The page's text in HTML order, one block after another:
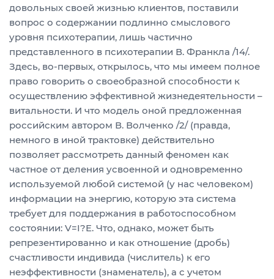
довольных своей жизнью клиентов, поставили
вопрос о содержании подлинно смыслового
уровня психотерапии, лишь частично
представленного в психотерапии В. Франкла /14/.
Здесь, во-первых, открылось, что мы имеем полное
право говорить о своеобразной способности к
осуществлению эффективной жизнедеятельности –
витальности. И что модель оной предложенная
российским автором В. Волченко /2/ (правда,
немного в иной трактовке) действительно
позволяет рассмотреть данный феномен как
частное от деления усвоенной и одновременно
используемой любой системой (у нас человеком)
информации на энергию, которую эта система
требует для поддержания в работоспособном
состоянии: V=I?E. Что, однако, может быть
репрезентированно и как отношение (дробь)
счастливости индивида (числитель) к его
неэффективности (знаменатель), а с учетом